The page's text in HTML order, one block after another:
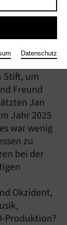
Datenschutz
Stift, um
Freund
Jan
Jahr 2025
war wenig
zu
bei der
Okzident,
Produktion?